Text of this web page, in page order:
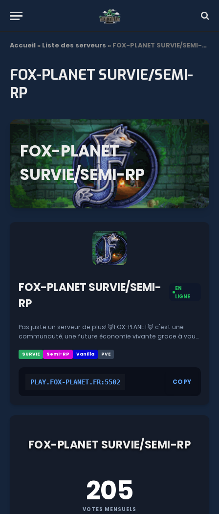
Accueil » Liste des serveurs » FOX-PLANET SURVIE/SEMI-RP
FOX-PLANET SURVIE/SEMI-
RP
FOX-PLANET
SURVIE/SEMI-RP
FOX-PLANET SURVIE/SEMI-
RP
EN
LIGNE
Pas juste un serveur de plus! 🦊FOX-PLANET🦊 c'est une
communauté, une future économie vivante grace à vous,
V2 en cours! Les...
SURVIE Semi-RP Vanilla PVE
PLAY.FOX-PLANET.FR:5502 COPY
FOX-PLANET SURVIE/SEMI-RP
205
VOTES MENSUELS